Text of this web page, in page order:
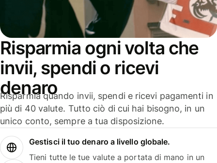
Risparmia ogni volta che
invii, spendi o ricevi
denaro
Risparmia quando invii, spendi e ricevi pagamenti in
più di 40 valute. Tutto ciò di cui hai bisogno, in un
unico conto, sempre a tua disposizione.
Gestisci il tuo denaro a livello globale.
Tieni tutte le tue valute a portata di mano in un